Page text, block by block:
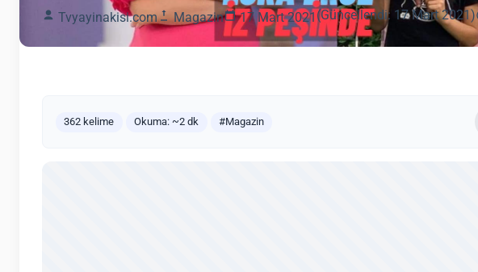
Tvyayinakisi.com Magazin 17 Mart 2021 (Güncellendi: 17 Mart 2021)
362 kelime Okuma: ~2 dk #Magazin